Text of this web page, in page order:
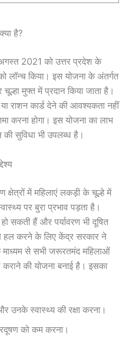
है?
अगस्त 2021 को उत्तर प्रदेश के
लॉन्च किया। इस योजना के अंतर्गत
चूल्हा मुफ्त में प्रदान किया जाता है।
राशन कार्ड देने की आवश्यकता नहीं
करना होगा। इस योजना का लाभ
सुविधा भी उपलब्ध है।
में महिलाएं लकड़ी के चूल्हे में
पर बुरा प्रभाव पड़ता है।
सकती हैं और पर्यावरण भी दूषित
हल करने के लिए केंद्र सरकार ने
माध्यम से सभी जरूरतमंद महिलाओं
की योजना बनाई है। इसका
उनके स्वास्थ्य की रक्षा करना।
को कम करना।